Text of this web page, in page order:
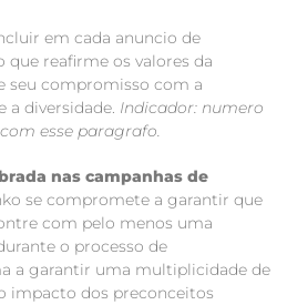
em cada anuncio de
reafirme os valores da
seu compromisso com a
a diversidade. Indicador: numero
esse paragrafo.
nas campanhas de
se compromete a garantir que
com pelo menos uma
o processo de
a garantir uma multiplicidade de
impacto dos preconceitos